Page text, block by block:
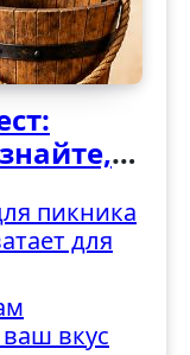
пикника
для
вкус